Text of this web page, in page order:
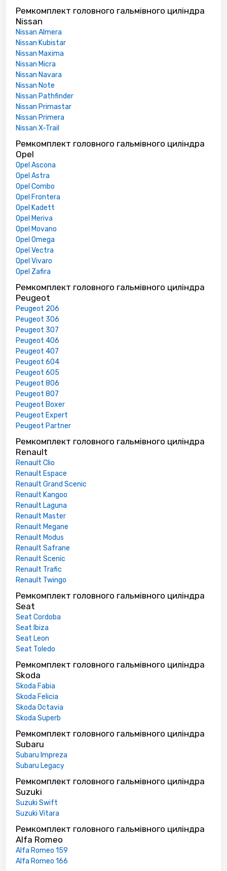
Ремкомплект головного гальмівного циліндра
Nissan
Nissan Almera
Nissan Kubistar
Nissan Maxima
Nissan Micra
Nissan Navara
Nissan Note
Nissan Pathfinder
Nissan Primastar
Nissan Primera
Nissan X-Trail
Ремкомплект головного гальмівного циліндра
Opel
Opel Ascona
Opel Astra
Opel Combo
Opel Frontera
Opel Kadett
Opel Meriva
Opel Movano
Opel Omega
Opel Vectra
Opel Vivaro
Opel Zafira
Ремкомплект головного гальмівного циліндра
Peugeot
Peugeot 206
Peugeot 306
Peugeot 307
Peugeot 406
Peugeot 407
Peugeot 604
Peugeot 605
Peugeot 806
Peugeot 807
Peugeot Boxer
Peugeot Expert
Peugeot Partner
Ремкомплект головного гальмівного циліндра
Renault
Renault Clio
Renault Espace
Renault Grand Scenic
Renault Kangoo
Renault Laguna
Renault Master
Renault Megane
Renault Modus
Renault Safrane
Renault Scenic
Renault Trafic
Renault Twingo
Ремкомплект головного гальмівного циліндра
Seat
Seat Cordoba
Seat Ibiza
Seat Leon
Seat Toledo
Ремкомплект головного гальмівного циліндра
Skoda
Skoda Fabia
Skoda Felicia
Skoda Octavia
Skoda Superb
Ремкомплект головного гальмівного циліндра
Subaru
Subaru Impreza
Subaru Legacy
Ремкомплект головного гальмівного циліндра
Suzuki
Suzuki Swift
Suzuki Vitara
Ремкомплект головного гальмівного циліндра
Alfa Romeo
Alfa Romeo 159
Alfa Romeo 166